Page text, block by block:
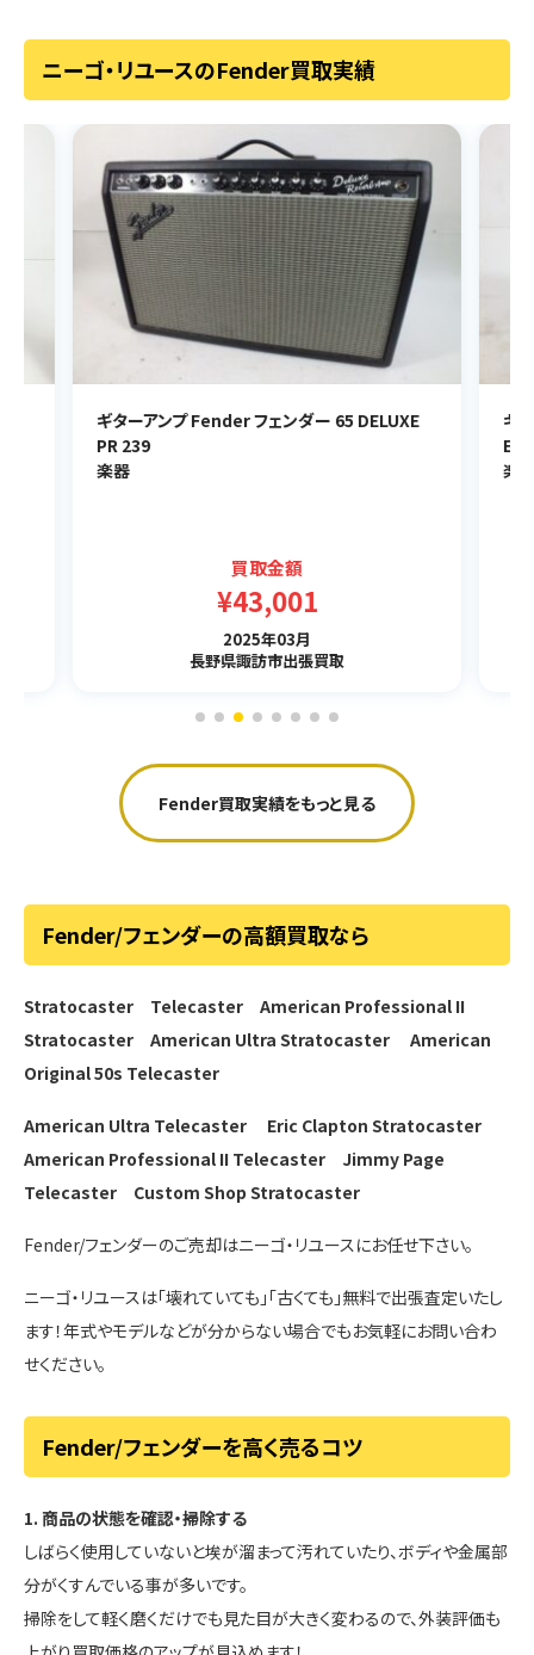
ニーゴ・リユースのFender買取実績
ギターアンプ Fender フェンダー 65 DELUXE
PR 239
楽器
買取金額
¥43,001
2025年03月
長野県諏訪市出張買取
ギ
楽
Fender買取実績をもっと見る
Fender/フェンダーの高額買取なら
Stratocaster Telecaster American Professional II
Stratocaster American Ultra Stratocaster
American
Original 50s Telecaster
American Ultra Telecaster
Eric Clapton Stratocaster
American Professional II Telecaster Jimmy Page
Telecaster Custom Shop Stratocaster
Fender/フェンダーのご売却はニーゴ・リユースにお任せ下さい。
ニーゴ・リユースは「壊れていても」「古くても」無料で出張査定いたし
ます！年式やモデルなどが分からない場合でもお気軽にお問い合わ
せください。
Fender/フェンダーを高く売るコツ
1. 商品の状態を確認・掃除する
しばらく使用していないと埃が溜まって汚れていたり、ボディや金属部
分がくすんでいる事が多いです。
掃除をして軽く磨くだけでも見た目が大きく変わるので、外装評価も